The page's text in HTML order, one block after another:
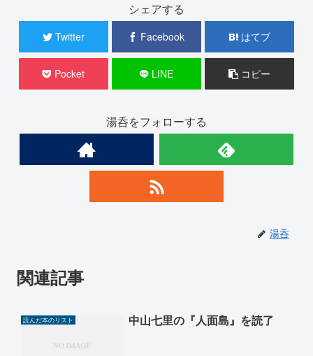
シェアする
Twitter Facebook はてブ
Pocket LINE コピー
湯呑をフォローする
湯呑
関連記事
読んだ本のリスト 中山七里の『人面島』を読了